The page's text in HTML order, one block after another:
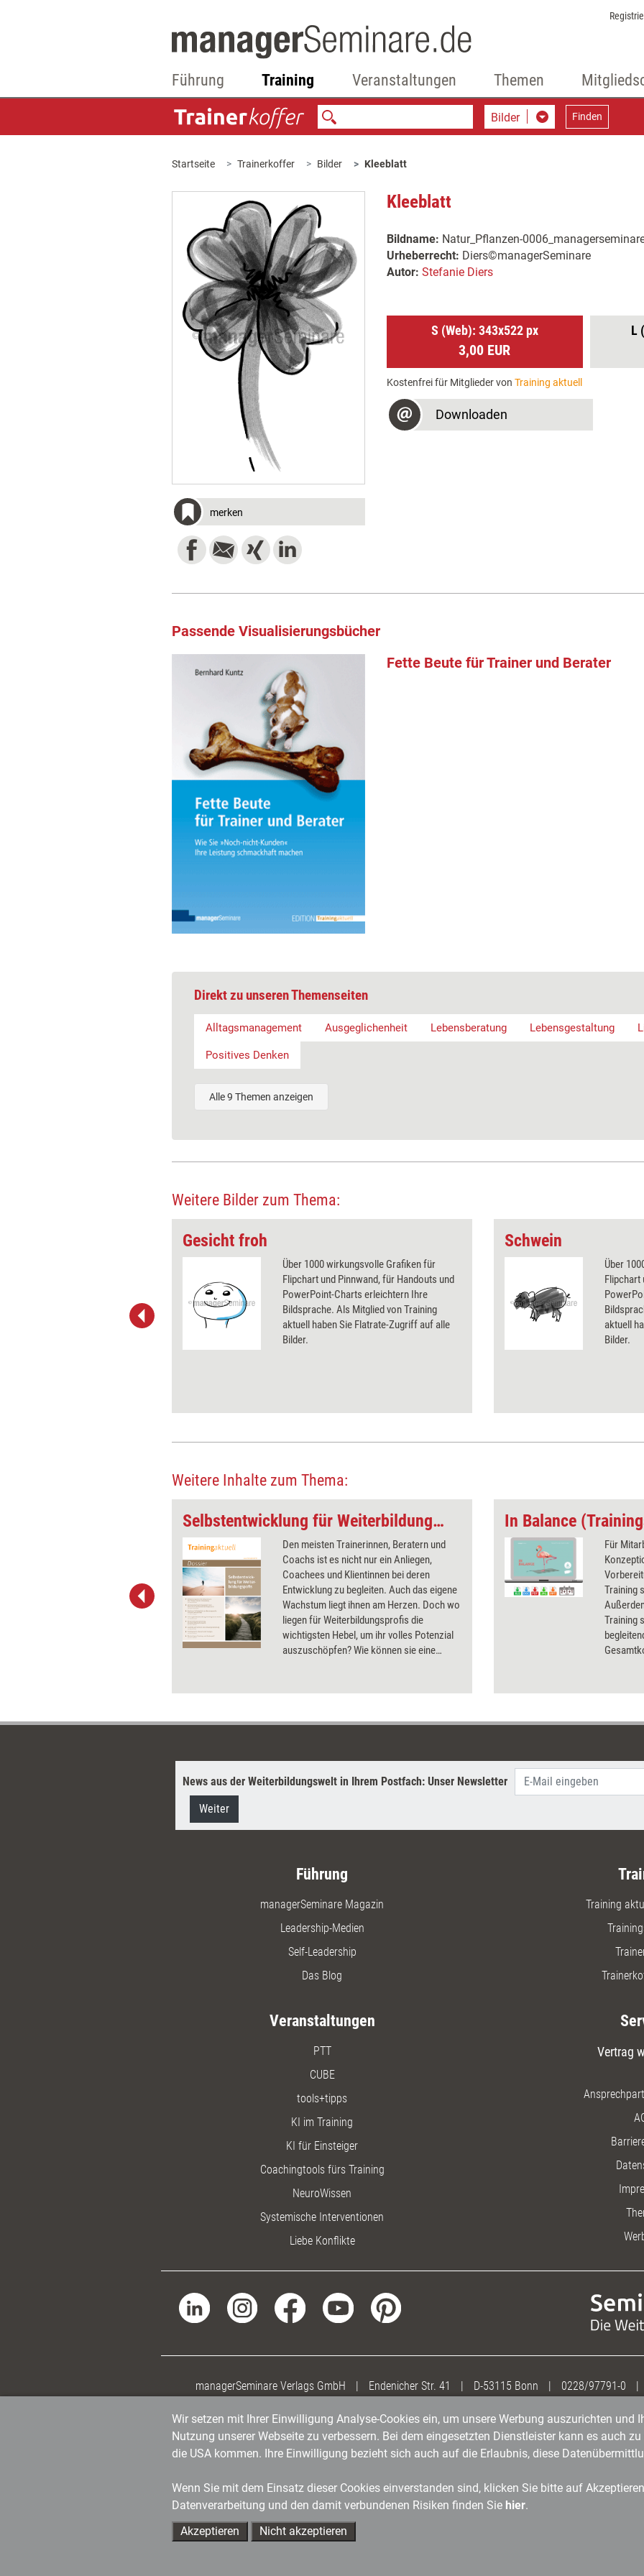
Führung Training Veranstaltungen Themen
Bilder Finden
Startseite Trainerkoffer Bilder Kleeblatt
merken
Kleeblatt
Bildname: Natur_Pflanzen-
Urheberrecht: Diers©managerSeminare
Autor: Stefanie Diers
S (Web): 343x522 px
3,00 EUR
L
Kostenfrei für Mitglieder von Training aktuell
Downloaden
Passende Visualisierungsbücher
Fette Beute für Trainer und Berater
Direkt zu unseren Themenseiten
Alltagsmanagement Ausgeglichenheit Lebensberatung Lebensgestaltung
Positives Denken
Alle 9 Themen anzeigen
Weitere Bilder zum Thema:
Gesicht froh
Über 1000 wirkungsvolle Grafiken für
Flipchart und Pinnwand, für Handouts und
PowerPoint-Charts erleichtern Ihre
Bildsprache. Als Mitglied von Training
aktuell haben Sie Flatrate-Zugriff auf alle
Bilder.
Schwein
Über
Flipchart
aktuell
Bilder.
Weitere Inhalte zum Thema:
Klienten dabei unterstützen, ihr
Selbstentwicklung für Weiterbildungsprofis
Den meisten Trainerinnen, Beratern und
Coachs ist es nicht nur ein Anliegen,
Coachees und Klientinnen bei deren
Entwicklung zu begleiten. Auch das eigene
Wachstum liegt ihnen am Herzen. Doch wo
liegen für Weiterbildungsprofis die
wichtigsten Hebel, um ihr volles Potenzial
auszuschöpfen? Wie können sie eine
Dossier.
In Balance
Für
Training
Training
News aus der Weiterbildungswelt in Ihrem Postfach: Unser Newsletter
Weiter
Führung
managerSeminare Magazin
Leadership-Medien
Self-Leadership
Das Blog
Training
Veranstaltungen
PTT
CUBE
tools+tipps
KI im Training
KI für Einsteiger
Coachingtools fürs Training
NeuroWissen
Systemische Interventionen
Liebe Konflikte
Vertrag
managerSeminare Verlags GmbH Endenicher Str. 41 D-53115 Bonn 0228/97791-0
Wir setzen mit Ihrer Einwilligung Analyse-Cookies ein, um unsere Werbung auszurichten und
Nutzung unserer Webseite zu verbessern. Bei dem eingesetzten Dienstleister kann es auch
die USA kommen. Ihre Einwilligung bezieht sich auch auf die Erlaubnis, diese
Wenn Sie mit dem Einsatz dieser Cookies einverstanden sind, klicken Sie bitte auf
Datenverarbeitung und den damit verbundenen Risiken finden Sie hier.
Akzeptieren
Nicht akzeptieren